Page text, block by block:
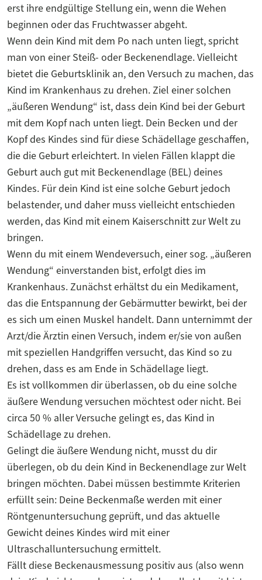
erst ihre endgültige Stellung ein, wenn die Wehen
beginnen oder das Fruchtwasser abgeht.
Wenn dein Kind mit dem Po nach unten liegt, spricht
man von einer Steiß- oder Beckenendlage. Vielleicht
bietet die Geburtsklinik an, den Versuch zu machen, das
Kind im Krankenhaus zu drehen. Ziel einer solchen
„äußeren Wendung“ ist, dass dein Kind bei der Geburt
mit dem Kopf nach unten liegt. Dein Becken und der
Kopf des Kindes sind für diese Schädellage geschaffen,
die die Geburt erleichtert. In vielen Fällen klappt die
Geburt auch gut mit Beckenendlage (BEL) deines
Kindes. Für dein Kind ist eine solche Geburt jedoch
belastender, und daher muss vielleicht entschieden
werden, das Kind mit einem Kaiserschnitt zur Welt zu
bringen.
Wenn du mit einem Wendeversuch, einer sog. „äußeren
Wendung“ einverstanden bist, erfolgt dies im
Krankenhaus. Zunächst erhältst du ein Medikament,
das die Entspannung der Gebärmutter bewirkt, bei der
es sich um einen Muskel handelt. Dann unternimmt der
Arzt/die Ärztin einen Versuch, indem er/sie von außen
mit speziellen Handgriffen versucht, das Kind so zu
drehen, dass es am Ende in Schädellage liegt.
Es ist vollkommen dir überlassen, ob du eine solche
äußere Wendung versuchen möchtest oder nicht. Bei
circa 50 % aller Versuche gelingt es, das Kind in
Schädellage zu drehen.
Gelingt die äußere Wendung nicht, musst du dir
überlegen, ob du dein Kind in Beckenendlage zur Welt
bringen möchten. Dabei müssen bestimmte Kriterien
erfüllt sein: Deine Beckenmaße werden mit einer
Röntgenuntersuchung geprüft, und das aktuelle
Gewicht deines Kindes wird mit einer
Ultraschalluntersuchung ermittelt.
Fällt diese Beckenausmessung positiv aus (also wenn